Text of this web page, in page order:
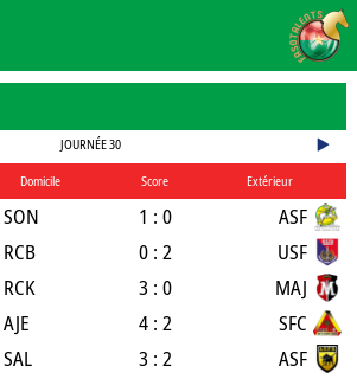
JOURNÉE 30
Domicile Score
Extérieur
SON 1 : 0 ASF
RCB 0 : 2 USF
RCK 3 : 0 MAJ
AJE 4 : 2 SFC
SAL 3 : 2 ASF